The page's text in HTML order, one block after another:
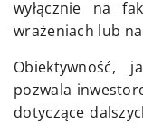
wyłącznie na
wrażeniach lub
Obiektywność,
pozwala
dotyczące